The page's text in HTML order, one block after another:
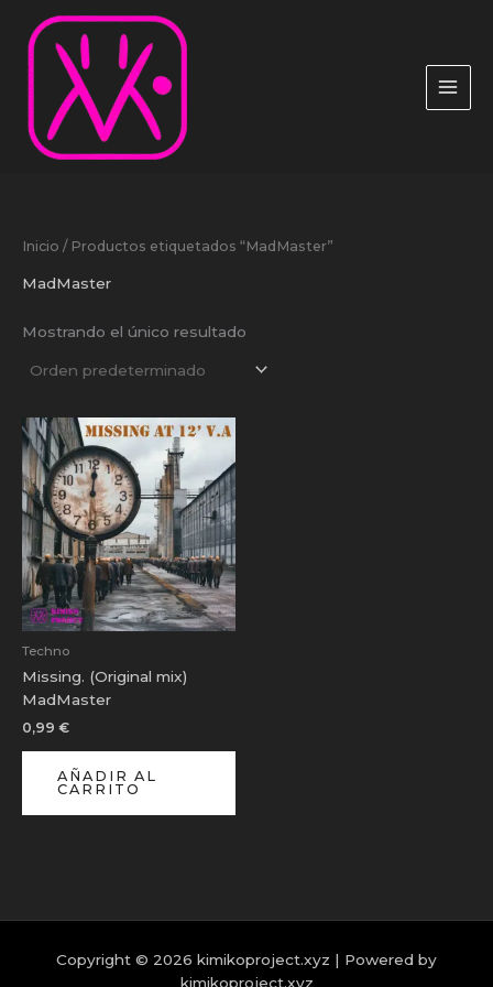
contenido
Inicio / Productos etiquetados “MadMaster”
MadMaster
Mostrando el único resultado
Techno
Missing. (Original mix)
MadMaster
0,99 €
AÑADIR AL
CARRITO
Copyright © 2026 kimikoproject.xyz | Powered by
kimikoproject.xyz